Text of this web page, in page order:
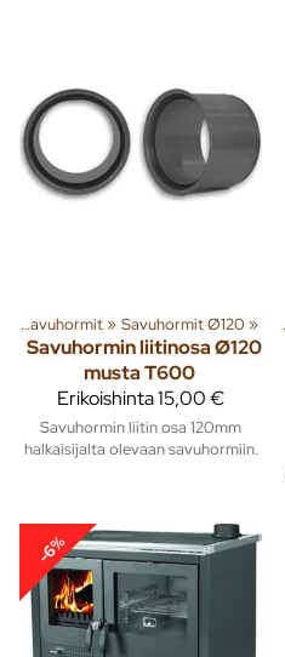
Savuhormit‪» Savuhormit Ø120 ‪»
Savuhormin liitinosa Ø120
musta T600
Erikoishinta15,00 €
Savuhormin liitin osa 120mm
halkaisijalta olevaan savuhormiin.
‪»Lämmitys ‪»Piiput ja tarvikkeet
-6%